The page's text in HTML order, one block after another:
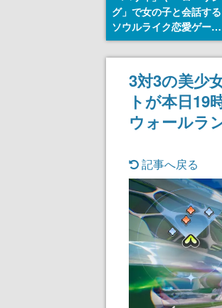
グ」で女の子と会話する
ソウルライク恋愛ゲーム
『小早川さんはソウルラ
イク』無料公開。返事に
失敗すると「YOU
DIED」
3対3の美少
トが本日19
ウォールラ
記事へ戻る